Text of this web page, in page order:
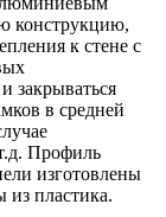
конструкцию,
к стене с
закрываться
в средней
Профиль
изготовлены
пластика.